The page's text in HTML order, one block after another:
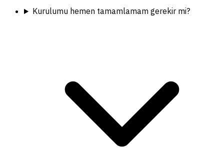
Kurulumu hemen tamamlamam gerekir mi?